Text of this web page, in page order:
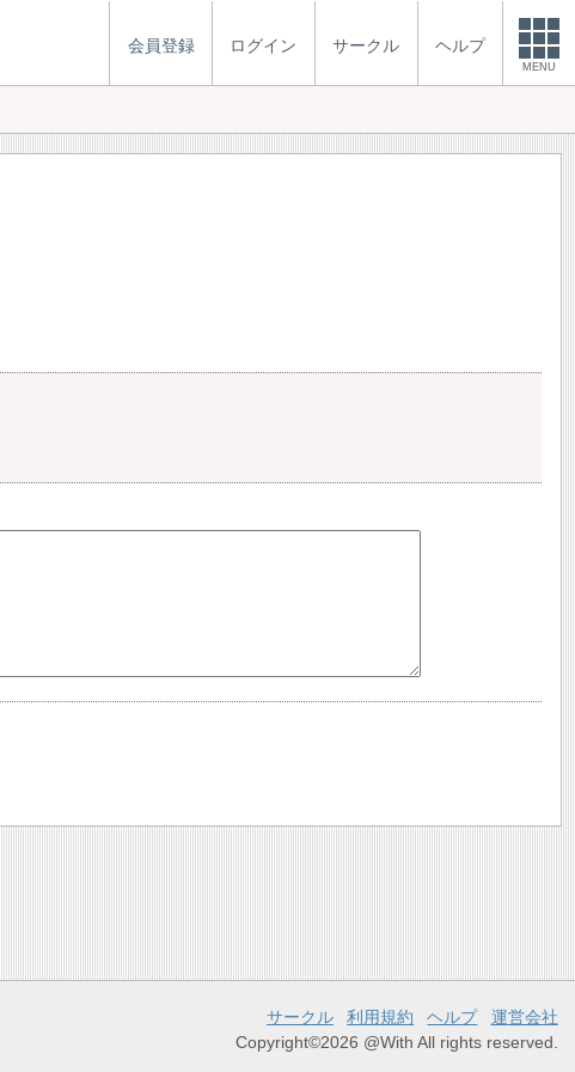
会員登録 ログイン サークル ヘルプ
MENU
サークル 利用規約 ヘルプ
運営会社
Copyright©2026 @With All rights reserved.